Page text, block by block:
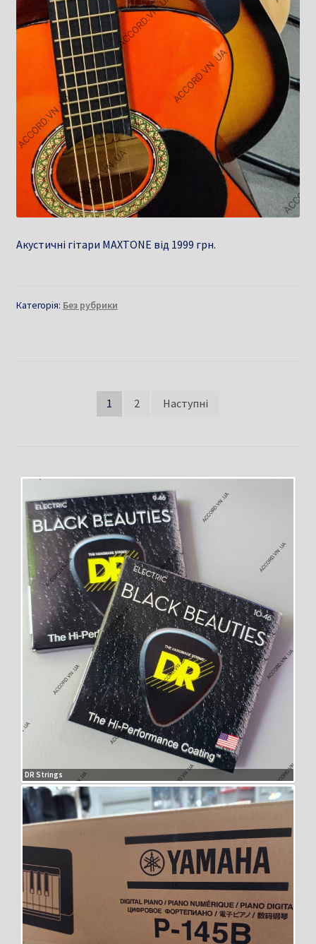
Акустичні гітари MAXTONE від 1999 грн.
Категорія: Без рубрики
1 2 Наступні
DR Strings